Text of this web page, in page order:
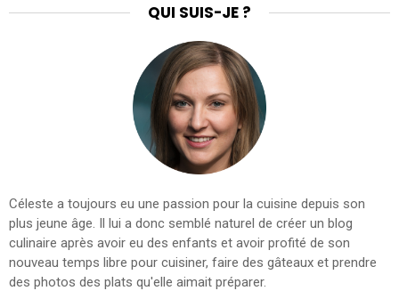
QUI SUIS-JE ?
Céleste a toujours eu une passion pour la cuisine depuis son
plus jeune âge. Il lui a donc semblé naturel de créer un blog
culinaire après avoir eu des enfants et avoir profité de son
nouveau temps libre pour cuisiner, faire des gâteaux et prendre
des photos des plats qu'elle aimait préparer.